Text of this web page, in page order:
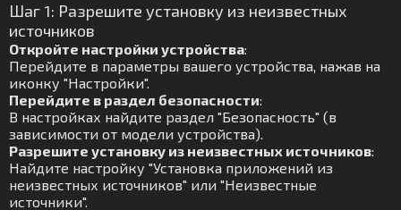
Шаг 1: Разрешите установку из неизвестных
источников
Откройте настройки устройства:
Перейдите в параметры вашего устройства, нажав на
иконку "Настройки".
Перейдите в раздел безопасности:
В настройках найдите раздел "Безопасность" (в
зависимости от модели устройства).
Разрешите установку из неизвестных источников:
Найдите настройку "Установка приложений из
неизвестных источников" или "Неизвестные
источники".